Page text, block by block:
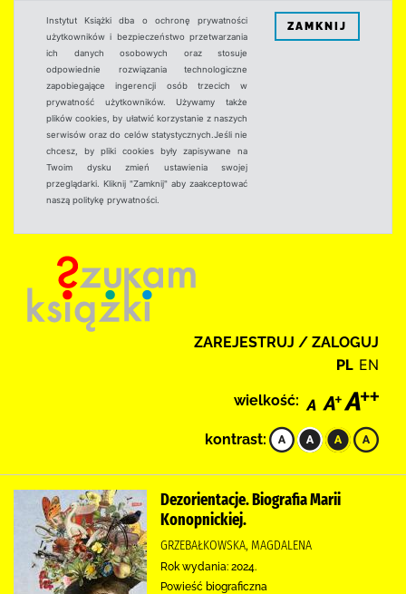
Instytut Książki dba o ochronę prywatności
użytkowników i bezpieczeństwo przetwarzania
ich danych osobowych oraz stosuje
odpowiednie rozwiązania technologiczne
zapobiegające ingerencji osób trzecich w
prywatność użytkowników. Używamy także
plików cookies, by ułatwić korzystanie z naszych
serwisów oraz do celów statystycznych.Jeśli nie
chcesz, by pliki cookies były zapisywane na
Twoim dysku zmień ustawienia swojej
przeglądarki. Kliknij "Zamknij" aby zaakceptować
naszą politykę prywatności.
ZAMKNIJ
ZAREJESTRUJ / ZALOGUJ
PL EN
wielkość:
kontrast:
Dezorientacje. Biografia Marii
Konopnickiej.
GRZEBAŁKOWSKA, MAGDALENA
Rok wydania: 2024.
Powieść biograficzna